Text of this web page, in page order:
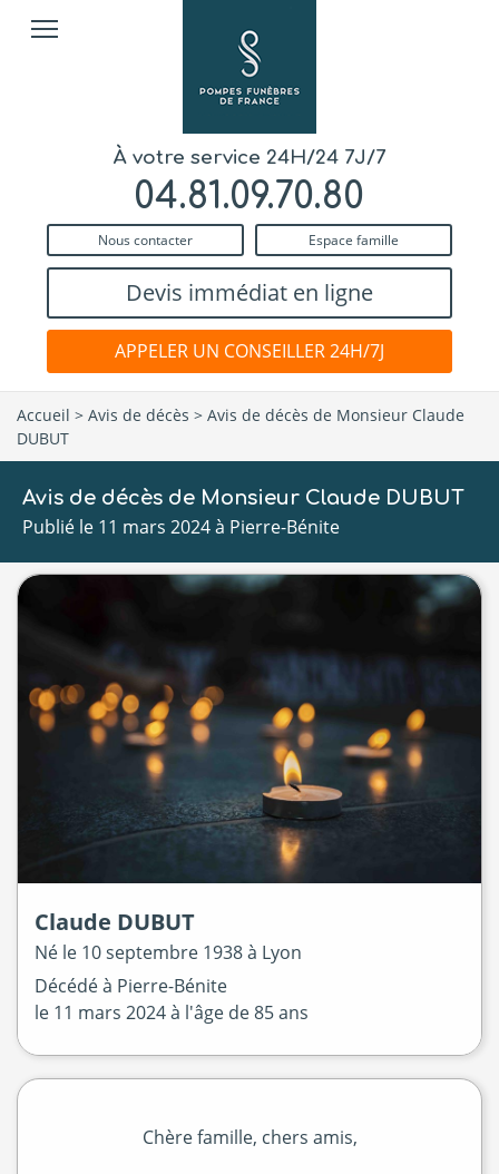
À votre service 24H/24 7J/7
04.81.09.70.80
Nous contacter Espace famille
Devis immédiat en ligne
APPELER UN CONSEILLER 24H/7J
Accueil > Avis de décès > Avis de décès de Monsieur Claude
DUBUT
Avis de décès de Monsieur Claude DUBUT
Publié le 11 mars 2024 à Pierre-Bénite
Claude DUBUT
Né le 10 septembre 1938 à Lyon
Décédé à Pierre-Bénite
le 11 mars 2024à l'âge de 85 ans
Chère famille, chers amis,